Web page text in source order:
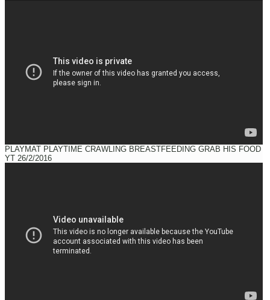
PLAYMAT PLAYTIME CRAWLING BREASTFEEDING GRAB HIS FOOD
YT 26/2/2016